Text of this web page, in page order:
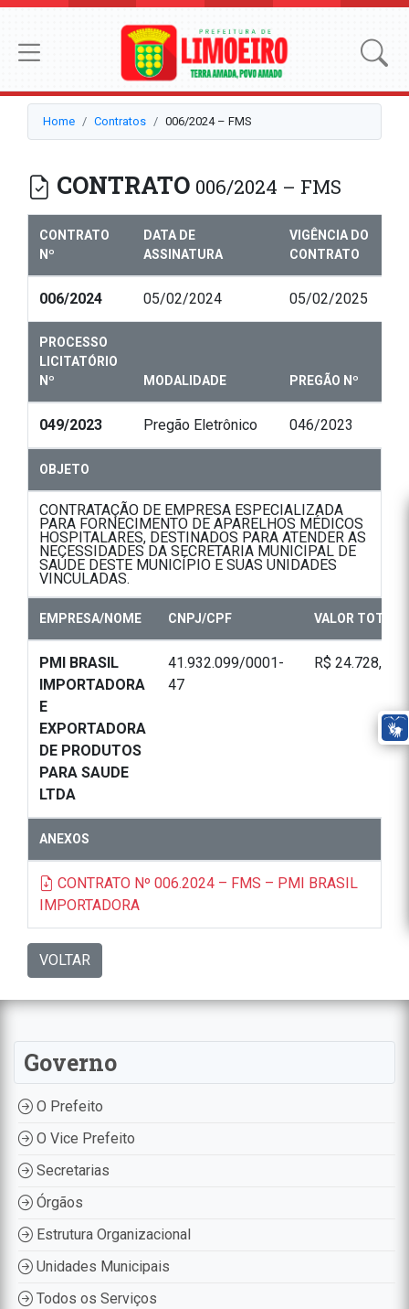
Home Contratos 006/2024 – FMS
CONTRATO 006/2024 – FMS
CONTRATO
Nº
DATA DE
ASSINATURA
VIGÊNCIA DO
CONTRATO
006/2024 05/02/2024 05/02/2025
PROCESSO
LICITATÓRIO
Nº
MODALIDADE PREGÃO Nº
049/2023 Pregão Eletrônico 046/2023
OBJETO
CONTRATAÇÃO DE EMPRESA ESPECIALIZADA
PARA FORNECIMENTO DE APARELHOS MÉDICOS
HOSPITALARES, DESTINADOS PARA ATENDER AS
NECESSIDADES DA SECRETARIA MUNICIPAL DE
SAÚDE DESTE MUNICÍPIO E SUAS UNIDADES
VINCULADAS.
EMPRESA/NOME CNPJ/CPF VALOR TOTAL
PMI BRASIL
IMPORTADORA
E
EXPORTADORA
DE PRODUTOS
PARA SAUDE
LTDA
41.932.099/0001-
47
R$ 24.728,75
ANEXOS
CONTRATO Nº 006.2024 – FMS – PMI BRASIL
IMPORTADORA
VOLTAR
Governo
O Prefeito
O Vice Prefeito
Secretarias
Órgãos
Estrutura Organizacional
Unidades Municipais
Todos os Serviços